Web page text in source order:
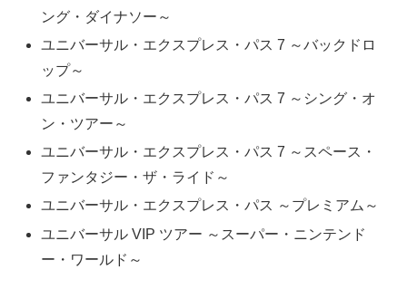
ング・ダイナソー～
ユニバーサル・エクスプレス・パス 7 ～バックドロ
ップ～
ユニバーサル・エクスプレス・パス 7 ～シング・オ
ン・ツアー～
ユニバーサル・エクスプレス・パス 7 ～スペース・
ファンタジー・ザ・ライド～
ユニバーサル・エクスプレス・パス ～プレミアム～
ユニバーサル VIP ツアー ～スーパー・ニンテンド
ー・ワールド～